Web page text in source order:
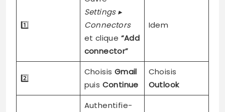
1️⃣
Settings ▸
Connectors
et clique “Add
connector”
Idem
2️⃣
Choisis Gmail
puis Continue
Choisis
Outlook
Authentifie-